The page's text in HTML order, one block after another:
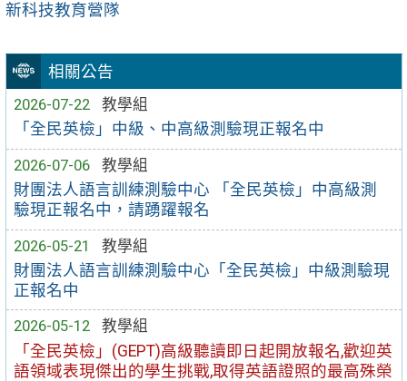
相關公告
2026-07-22
教學組
「全民英檢」中級、中高級測驗現正報名中
2026-07-06
教學組
財團法人語言訓練測驗中心 「全民英檢」中高級測
驗現正報名中，請踴躍報名
2026-05-21
教學組
財團法人語言訓練測驗中心「全民英檢」中級測驗現
正報名中
2026-05-12
教學組
「全民英檢」(GEPT)高級聽讀即日起開放報名,歡迎英
語領域表現傑出的學生挑戰,取得英語證照的最高殊榮
新科技教育營隊